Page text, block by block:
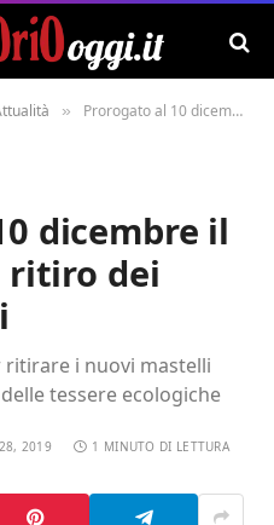
» Prorogato al 10 dicembre il termine per il ritiro dei nuovi mastelli
dicembre il
ritiro dei
i nuovi mastelli
tessere ecologiche
2019 1 MINUTO DI LETTURA